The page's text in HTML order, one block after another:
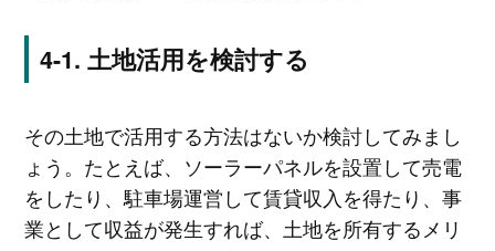
土地活用を検討する
その土地で活用する方法はないか検討してみまし
ょう。たとえば、ソーラーパネルを設置して売電
をしたり、駐車場運営して賃貸収入を得たり、事
業として収益が発生すれば、土地を所有するメリ